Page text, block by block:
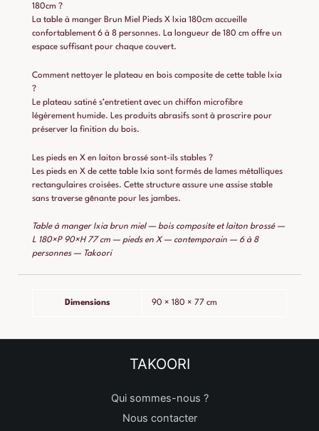
180cm ?
La table à manger Brun Miel Pieds X Ixia 180cm accueille
confortablement 6 à 8 personnes. La longueur de 180 cm offre un
espace suffisant pour chaque couvert.
Comment nettoyer le plateau en bois composite de cette table Ixia
?
Le plateau satiné s’entretient avec un chiffon microfibre
légèrement humide. Les produits abrasifs sont à proscrire pour
préserver la finition du bois.
Les pieds en X en laiton brossé sont-ils stables ?
Les pieds en X de cette table Ixia sont formés de lames métalliques
rectangulaires croisées. Cette structure assure une assise stable
sans traverse gênante pour les jambes.
Table à manger Ixia brun miel — bois composite et laiton brossé —
L 180×P 90×H 77 cm — pieds en X — contemporain — 6 à 8
personnes — Takoori
Dimensions 90 × 180 × 77 cm
TAKOORI
Qui sommes-nous ?
Nous contacter